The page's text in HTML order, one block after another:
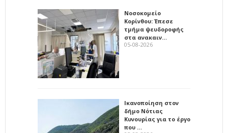
Νοσοκομείο
Κορίνθου: Έπεσε
τμήμα ψευδοροφής
στα ανακαιν…
05-08-2026
Ικανοποίηση στον
δήμο Νότιας
Κυνουρίας για το έργο
που …